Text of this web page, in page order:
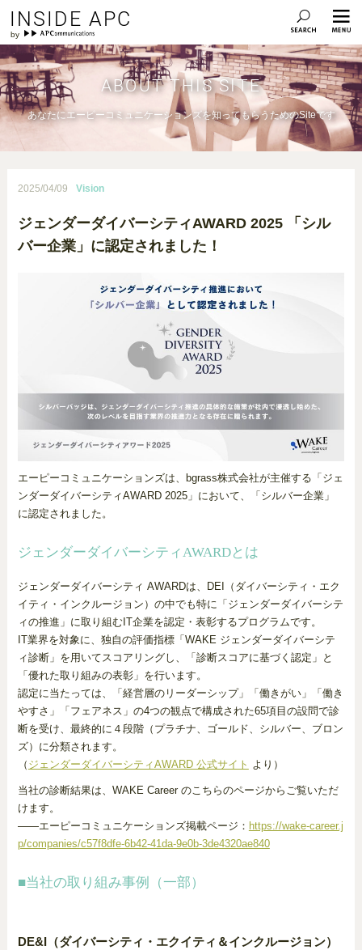
INSIDE APC
ABOUT THIS SITE
あなたにエーピーコミュニケーションズを知ってもらうためのSiteです
2025/04/09 Vision
ジェンダーダイバーシティAWARD 2025 「シル
バー企業」に認定されました！
エーピーコミュニケーションズは、bgrass株式会社が主催する「ジェ
ンダーダイバーシティAWARD 2025」において、「シルバー企業」
に認定されました。
ジェンダーダイバーシティAWARDとは
ジェンダーダイバーシティ AWARDは、DEI（ダイバーシティ・エク
イティ・インクルージョン）の中でも特に「ジェンダーダイバーシテ
ィの推進」に取り組むIT企業を認定・表彰するプログラムです。
IT業界を対象に、独自の評価指標「WAKE ジェンダーダイバーシテ
ィ診断」を用いてスコアリングし、「診断スコアに基づく認定」と
「優れた取り組みの表彰」を行います。
認定に当たっては、「経営層のリーダーシップ」「働きがい」「働き
やすさ」「フェアネス」の4つの観点で構成された65項目の設問で診
断を受け、最終的に４段階（プラチナ、ゴールド、シルバー、ブロン
ズ）に分類されます。
（ ジェンダーダイバーシティAWARD 公式サイト より）
当社の診断結果は、WAKE Career のこちらのページからご覧いただ
けます。
――エーピーコミュニケーションズ掲載ページ： https://wake-career.j
p/companies/c57f8dfe-6b42-41da-9e0b-3de4320ae840
■当社の取り組み事例（一部）
DE&I（ダイバーシティ・エクイティ＆インクルージョン）